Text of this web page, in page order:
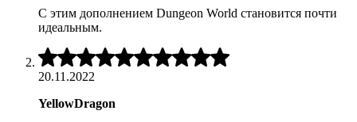
С этим дополнением Dungeon World становится почти
идеальным.
5
20.11.2022
YellowDragon